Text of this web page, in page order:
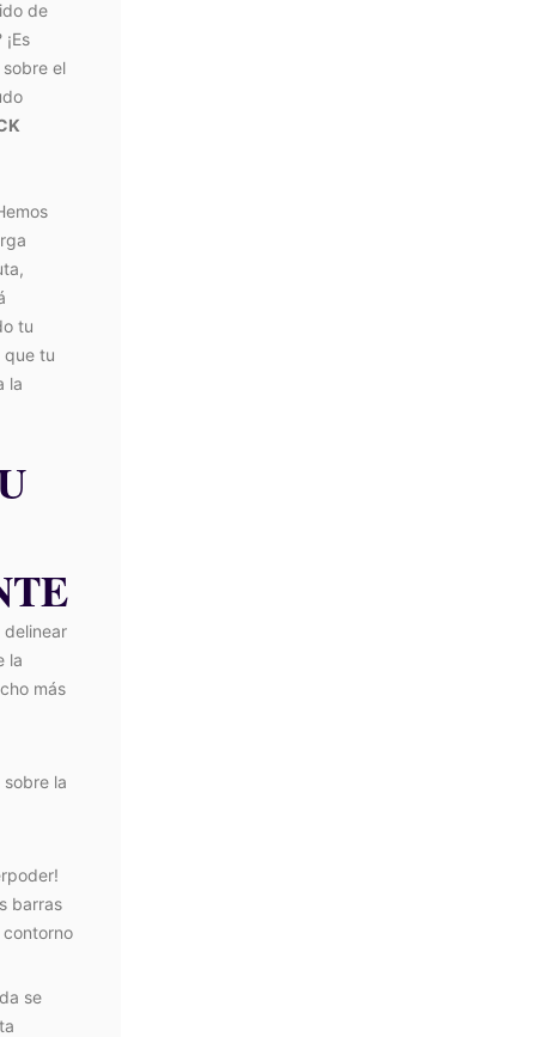
de
el
tu
que tu
la
la
más
la
barras
contorno
se